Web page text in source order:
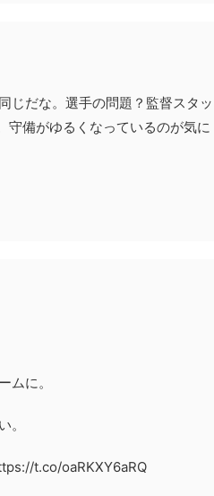
じだな。選手の問題？監督スタッ
守備がゆるくなっているのが気に
ムに。
。
t.co/oaRKXY6aRQ